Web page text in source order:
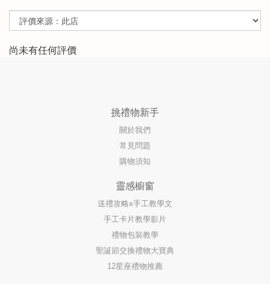
尚未有任何評價
挑禮物新手
關於我們
常見問題
購物須知
靈感櫥窗
送禮攻略x手工教學文
手工卡片教學影片
禮物包裝教學
聖誕節交換禮物大寶典
12星座禮物推薦